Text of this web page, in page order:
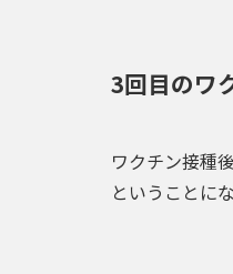
3回目のワ
ワクチン接種
ということに